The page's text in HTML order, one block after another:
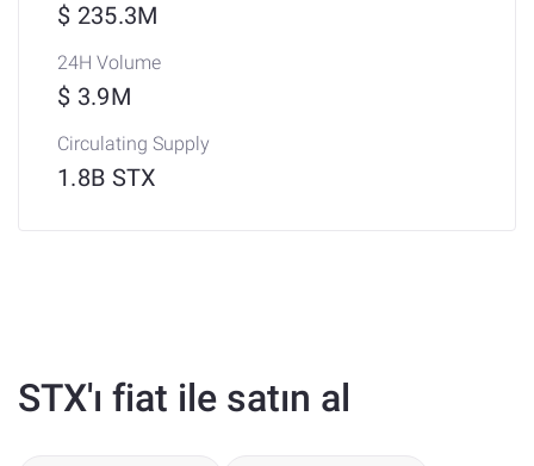
$ 235.3M
24H Volume
$ 3.9M
Circulating Supply
1.8B STX
STX'ı fiat ile satın al